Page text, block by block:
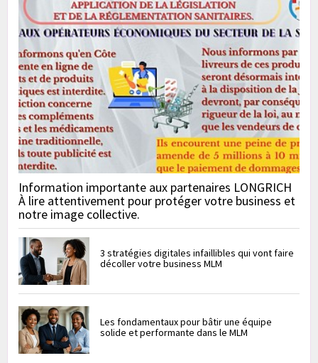
Information importante aux partenaires LONGRICH
À lire attentivement pour protéger votre business et
notre image collective.
3 stratégies digitales infaillibles qui vont faire
décoller votre business MLM
Les fondamentaux pour bâtir une équipe
solide et performante dans le MLM